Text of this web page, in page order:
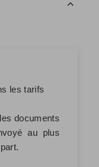
les tarifs
documents
au plus